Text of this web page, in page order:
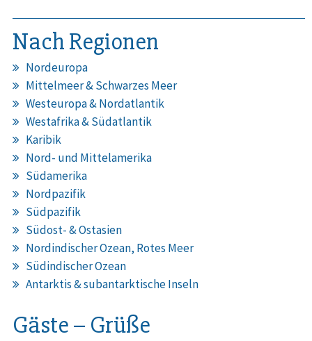
Nach Regionen
Nordeuropa
Mittelmeer & Schwarzes Meer
Westeuropa & Nordatlantik
Westafrika & Südatlantik
Karibik
Nord- und Mittelamerika
Südamerika
Nordpazifik
Südpazifik
Südost- & Ostasien
Nordindischer Ozean, Rotes Meer
Südindischer Ozean
Antarktis & subantarktische Inseln
Gäste – Grüße